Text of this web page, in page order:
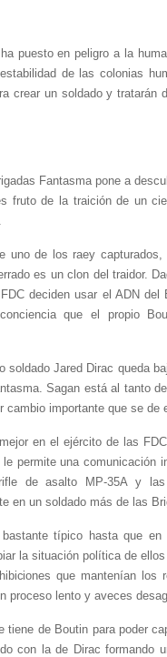
puesto en peligro a la
de las colonias
crear un soldado y tratarán
Fantasma pone a
fruto de la traición de un
uno de los raey
es un clon del traidor.
deciden usar el ADN del
que el propio
soldado Jared Dirac queda
Sagan está al tanto
cambio importante que se de
en el ejército de las
permite una comunicación
de asalto MP-35A y
en un soldado más de las
típico hasta que
la situación política de
que mantenían los
proceso lento y aveces
tiene de Boutin para poder
con la de Dirac formando